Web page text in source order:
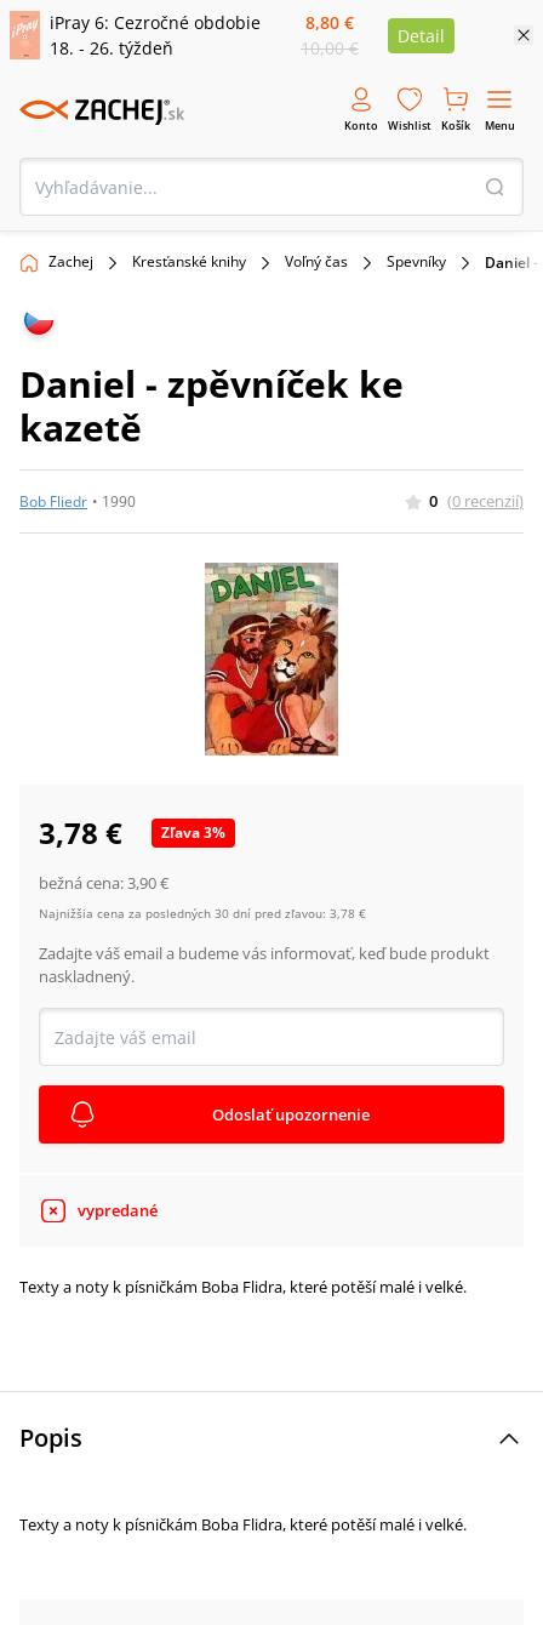
iPray 6: Cezročné obdobie
18. - 26. týždeň
8,80 €
10,00 €
Detail
Konto Wishlist Košík Menu
Zachej Kresťanské knihy Voľný čas Spevníky Daniel
Daniel - zpěvníček ke
kazetě
Bob Fliedr • 1990 0 (0 recenzií)
3,78 € Zľava3%
bežná cena:3,90 €
Najnižšia cena za posledných 30 dní pred zľavou: 3,78 €
Zadajte váš email a budeme vás informovať, keď bude produkt
naskladnený.
Odoslať upozornenie
vypredané
Texty a noty k písničkám Boba Flidra, které potěší malé i velké.
Popis
Texty a noty k písničkám Boba Flidra, které potěší malé i velké.